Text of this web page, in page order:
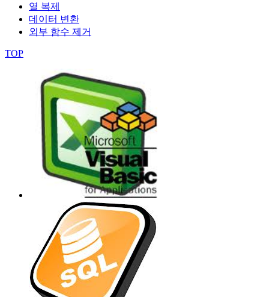
열 복제
데이터 변환
외부 함수 제거
TOP